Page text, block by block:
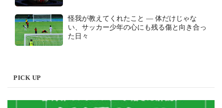
怪我が教えてくれたこと ― 体だけじゃな
い、サッカー少年の心にも残る傷と向き合っ
た日々
PICK UP